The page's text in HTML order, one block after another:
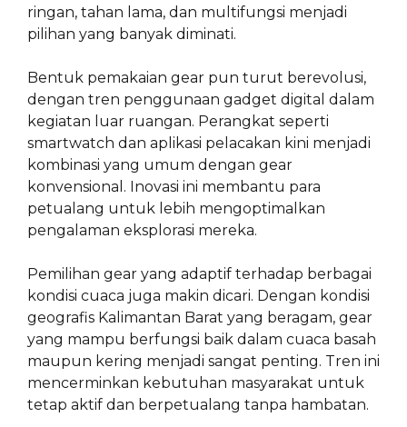
ringan, tahan lama, dan multifungsi menjadi
pilihan yang banyak diminati.
Bentuk pemakaian gear pun turut berevolusi,
dengan tren penggunaan gadget digital dalam
kegiatan luar ruangan. Perangkat seperti
smartwatch dan aplikasi pelacakan kini menjadi
kombinasi yang umum dengan gear
konvensional. Inovasi ini membantu para
petualang untuk lebih mengoptimalkan
pengalaman eksplorasi mereka.
Pemilihan gear yang adaptif terhadap berbagai
kondisi cuaca juga makin dicari. Dengan kondisi
geografis Kalimantan Barat yang beragam, gear
yang mampu berfungsi baik dalam cuaca basah
maupun kering menjadi sangat penting. Tren ini
mencerminkan kebutuhan masyarakat untuk
tetap aktif dan berpetualang tanpa hambatan.